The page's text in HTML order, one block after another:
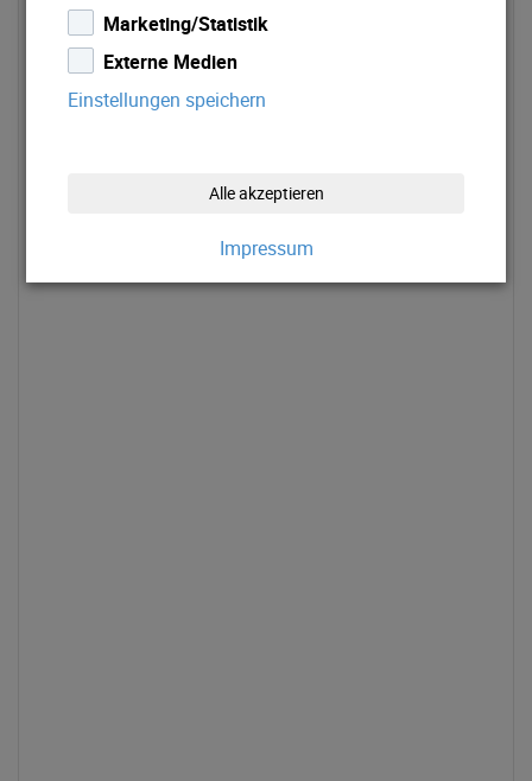
Marketing/Statistik
Externe Medien
Einstellungen speichern
Alle akzeptieren
Impressum